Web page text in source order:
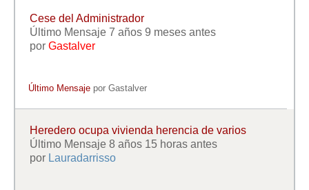
Cese del Administrador
Último Mensaje 7 años 9 meses antes
por Gastalver
Último Mensaje porGastalver
Heredero ocupa vivienda herencia de varios
Último Mensaje 8 años 15 horas antes
por Lauradarrisso